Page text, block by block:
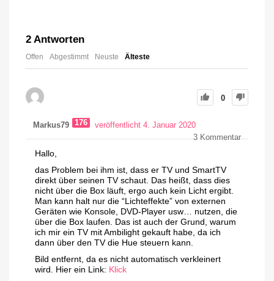
2 Antworten
Offen Abgestimmt Neuste Älteste
0
Markus79 176
veröffentlicht 4. Januar 2020
3Kommentar
Hallo,
das Problem bei ihm ist, dass er TV und SmartTV
direkt über seinen TV schaut. Das heißt, dass dies
nicht über die Box läuft, ergo auch kein Licht ergibt.
Man kann halt nur die “Lichteffekte” von externen
Geräten wie Konsole, DVD-Player usw… nutzen, die
über die Box laufen. Das ist auch der Grund, warum
ich mir ein TV mit Ambilight gekauft habe, da ich
dann über den TV die Hue steuern kann.
Bild entfernt, da es nicht automatisch verkleinert
wird. Hier ein Link: Klick